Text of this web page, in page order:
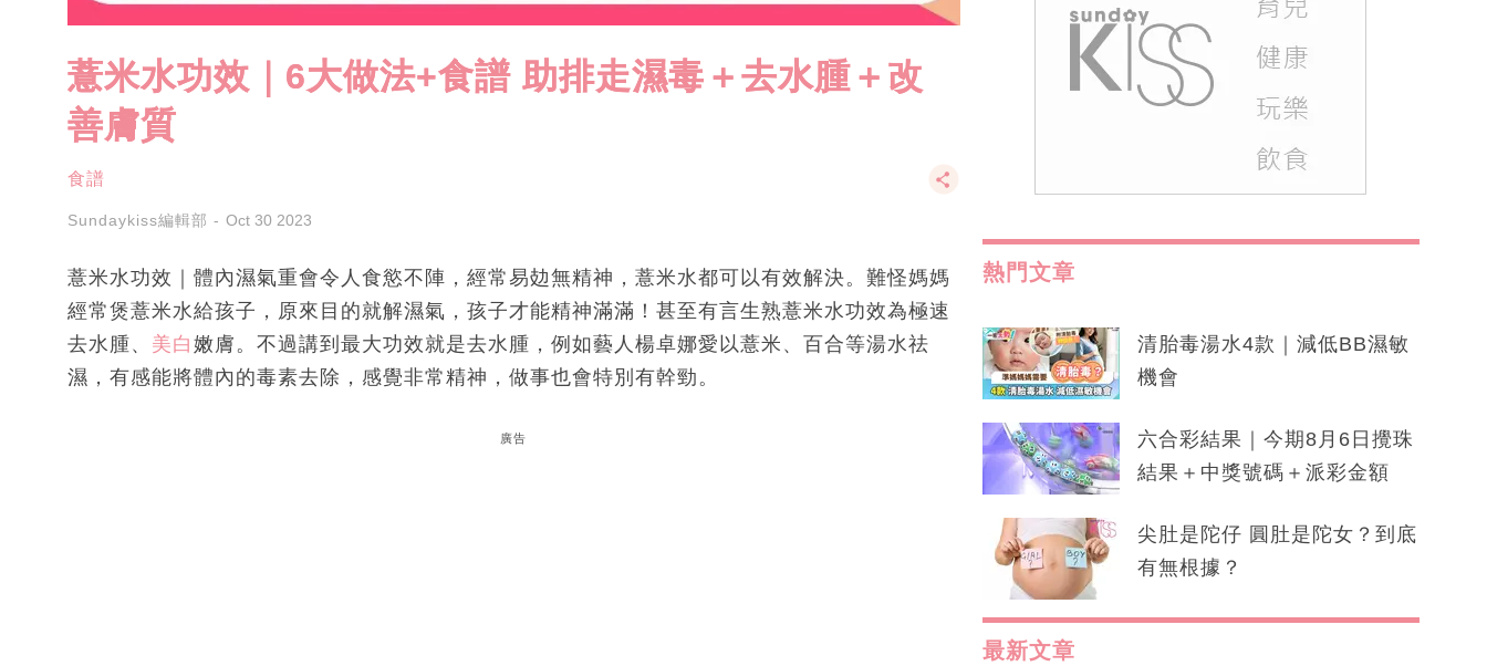
薏米水功效｜6大做法+食譜 助排走濕毒＋去水腫＋改
善膚質
食譜
Sundaykiss編輯部 Oct 30 2023
薏米水功效｜體內濕氣重會令人食慾不陣，經常易攰無精神，薏米水都可以有效解決。難怪媽媽
經常煲薏米水給孩子，原來目的就解濕氣，孩子才能精神滿滿！甚至有言生熟薏米水功效為極速
去水腫、 美白 嫩膚。不過講到最大功效就是去水腫，例如藝人楊卓娜愛以薏米、百合等湯水祛
濕，有感能將體內的毒素去除，感覺非常精神，做事也會特別有幹勁。
廣告
熱門文章
清胎毒湯水4款｜減低BB濕敏
機會
六合彩結果｜今期8月6日攪珠
結果＋中獎號碼＋派彩金額
尖肚是陀仔 圓肚是陀女？到底
有無根據？
最新文章